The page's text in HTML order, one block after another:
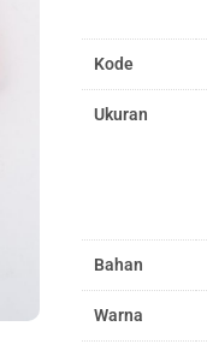
Kode
Ukuran
Bahan
Warna